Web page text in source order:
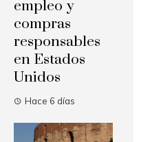
empleo y
compras
responsables
en Estados
Unidos
Hace 6 días